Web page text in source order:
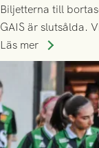
Biljetterna till
GAIS är slutsålda.
ännu inte har
inte själv överlåta
Läs mer